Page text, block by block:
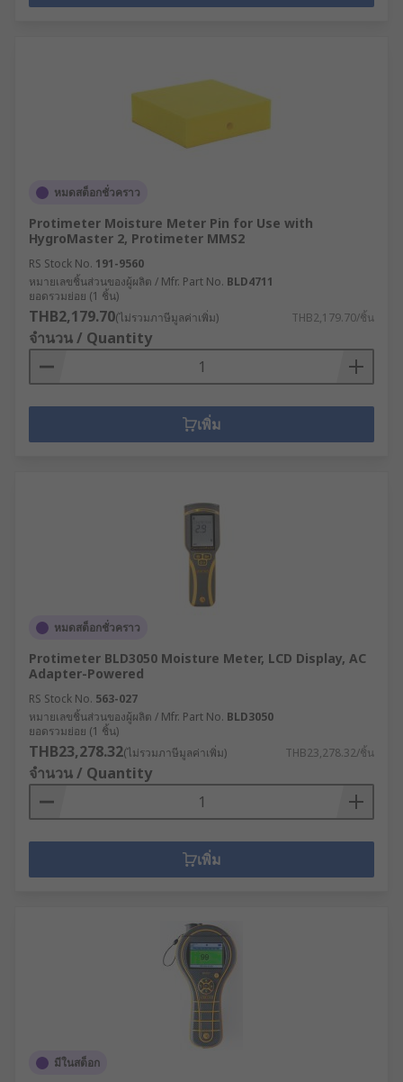
หมดสต็อกชั่วคราว
Protimeter Moisture Meter Pin for Use with
HygroMaster 2, Protimeter MMS2
RS Stock No. 191-9560
หมายเลขชิ้นส่วนของผู้ผลิต / Mfr. Part No. BLD4711
ยอดรวมย่อย (1 ชิ้น)
THB2,179.70(ไม่รวมภาษีมูลค่าเพิ่ม) THB2,179.70/ชิ้น
จำนวน / Quantity
เพิ่ม
หมดสต็อกชั่วคราว
Protimeter BLD3050 Moisture Meter, LCD Display, AC
Adapter-Powered
RS Stock No. 563-027
หมายเลขชิ้นส่วนของผู้ผลิต / Mfr. Part No. BLD3050
ยอดรวมย่อย (1 ชิ้น)
THB23,278.32(ไม่รวมภาษีมูลค่าเพิ่ม) THB23,278.32/ชิ้น
จำนวน / Quantity
เพิ่ม
มีในสต็อก